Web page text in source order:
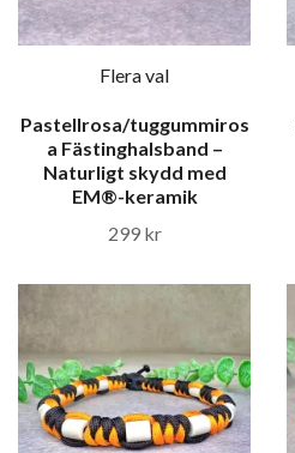
Flera val
Pastellrosa/tuggummiros
a Fästinghalsband –
Naturligt skydd med
EM®-keramik
299 kr